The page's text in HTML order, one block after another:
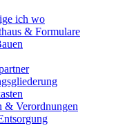
ich wo
& Formulare
& Verordnungen